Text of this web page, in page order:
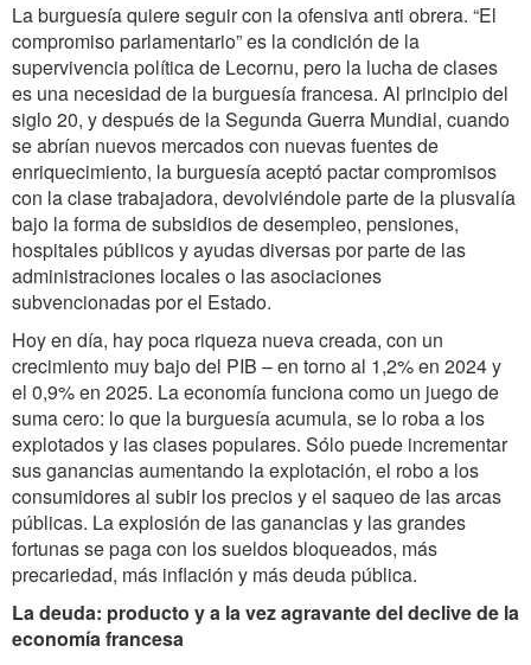
La burguesía quiere seguir con la ofensiva anti obrera. “El
compromiso parlamentario” es la condición de la
supervivencia política de Lecornu, pero la lucha de clases
es una necesidad de la burguesía francesa. Al principio del
siglo 20, y después de la Segunda Guerra Mundial, cuando
se abrían nuevos mercados con nuevas fuentes de
enriquecimiento, la burguesía aceptó pactar compromisos
con la clase trabajadora, devolviéndole parte de la plusvalía
bajo la forma de subsidios de desempleo, pensiones,
hospitales públicos y ayudas diversas por parte de las
administraciones locales o las asociaciones
subvencionadas por el Estado.
Hoy en día, hay poca riqueza nueva creada, con un
crecimiento muy bajo del PIB – en torno al 1,2% en 2024 y
el 0,9% en 2025. La economía funciona como un juego de
suma cero: lo que la burguesía acumula, se lo roba a los
explotados y las clases populares. Sólo puede incrementar
sus ganancias aumentando la explotación, el robo a los
consumidores al subir los precios y el saqueo de las arcas
públicas. La explosión de las ganancias y las grandes
fortunas se paga con los sueldos bloqueados, más
precariedad, más inflación y más deuda pública.
La deuda: producto y a la vez agravante del declive de la
economía francesa